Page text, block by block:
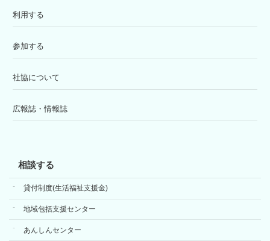
利用する
参加する
社協について
広報誌・情報誌
相談する
貸付制度(生活福祉支援金)
地域包括支援センター
あんしんセンター